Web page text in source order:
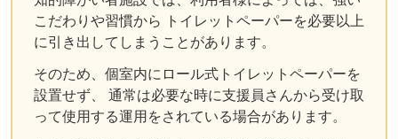
こだわりや習慣から トイレットペーパーを必要以上
に引き出してしまうことがあります。
そのため、個室内にロール式トイレットペーパーを
設置せず、 通常は必要な時に支援員さんから受け取
って使用する運用をされている場合があります。